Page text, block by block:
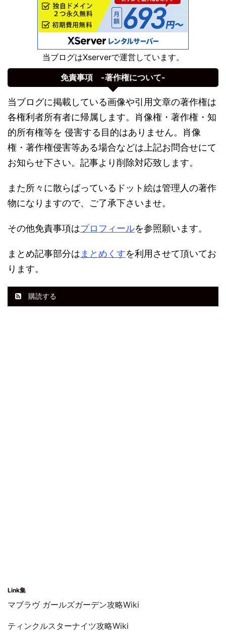
当ブログはXserverで運営しています。
免責事項 -著作権について-
当ブログに掲載している画像や引用文章の著作権は
各権利者所有者に帰属します。肖像権・著作権・知
的所有権等を 侵害する目的はありません。肖像
権・著作権侵害等ある場合などは上記お問合せにて
お知らせ下さい。記事より削除対応致します。
また所々に散らばっているドット絵は管理人の著作
物になりますので、ご了承下さいませ。
その他免責事項はプロフィールを参照願います。
まとめ記事部分はまとめくすを利用させて頂いてお
ります。
購読する
Link集
マブラヴ ガールズガーデン攻略Wiki
ティンクルスターナイツ攻略Wiki